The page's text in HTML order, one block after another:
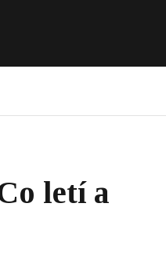
letí a